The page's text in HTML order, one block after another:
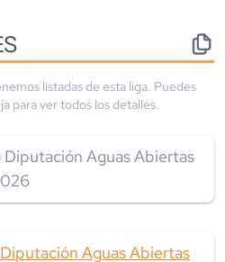
listadas de esta liga. Puedes
para ver todos los detalles.
Aguas Abiertas
Aguas Abiertas